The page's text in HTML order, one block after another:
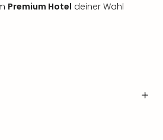
Premium Hotel deiner Wahl